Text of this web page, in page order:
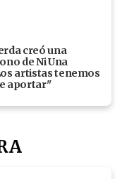
creó una
de Ni Una
artistas tenemos
aportar"